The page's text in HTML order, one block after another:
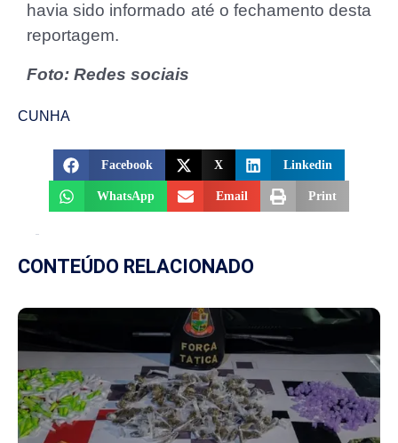
havia sido informado até o fechamento desta
reportagem.
Foto: Redes sociais
CUNHA
Facebook X Linkedin
WhatsApp Email Print
CONTEÚDO RELACIONADO